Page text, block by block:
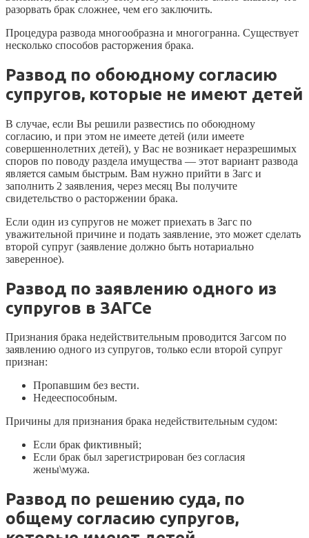
разорвать брак сложнее, чем его заключить.
Процедура развода многообразна и многогранна. Существует
несколько способов расторжения брака.
Развод по обоюдному согласию
супругов, которые не имеют детей
В случае, если Вы решили развестись по обоюдному
согласию, и при этом не имеете детей (или имеете
совершеннолетних детей), у Вас не возникает неразрешимых
споров по поводу раздела имущества — этот вариант развода
является самым быстрым. Вам нужно прийти в Загс и
заполнить 2 заявления, через месяц Вы получите
свидетельство о расторжении брака.
Если один из супругов не может приехать в Загс по
уважительной причине и подать заявление, это может сделать
второй супруг (заявление должно быть нотариально
заверенное).
Развод по заявлению одного из
супругов в ЗАГСе
Признания брака недействительным проводится Загсом по
заявлению одного из супругов, только если второй супруг
признан:
Пропавшим без вести.
Недееспособным.
Причины для признания брака недействительным судом:
Если брак фиктивный;
Если брак был зарегистрирован без согласия
жены\мужа.
Развод по решению суда, по
общему согласию супругов,